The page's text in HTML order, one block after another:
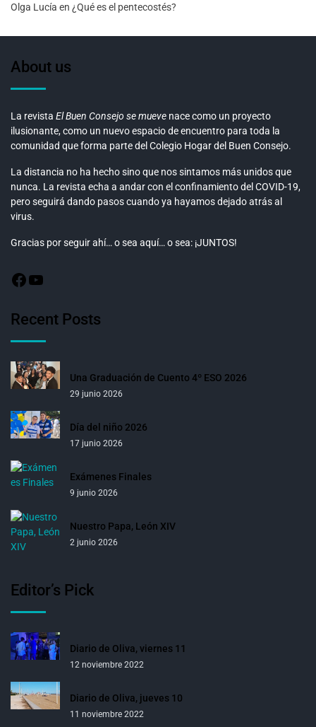
Olga Lucía en ¿Qué es el pentecostés?
About us
La revista El Buen Consejo se mueve nace como un proyecto
ilusionante, como un nuevo espacio de encuentro para toda la
comunidad que forma parte del Colegio Hogar del Buen Consejo.
La distancia no ha hecho sino que nos sintamos más unidos que
nunca. La revista echa a andar con el confinamiento del COVID-19,
pero seguirá dando pasos cuando ya hayamos dejado atrás al
virus.
Gracias por seguir ahí… o sea aquí… o sea: ¡JUNTOS!
Recent Posts
Una Graduación de Cuento 4º ESO 2026
29 junio 2026
Día del niño 2026
17 junio 2026
Exámenes Finales
9 junio 2026
Nuestro Papa, León XIV
2 junio 2026
Editor’s Pick
Diario de Oliva, viernes 11
12 noviembre 2022
Diario de Oliva, jueves 10
11 noviembre 2022